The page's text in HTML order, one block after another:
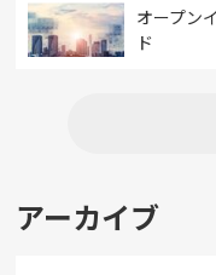
オープン
ド
アーカイブ